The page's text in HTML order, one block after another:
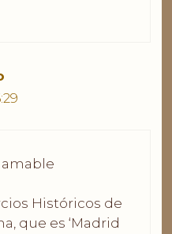
amable
Históricos de
que es ‘Madrid